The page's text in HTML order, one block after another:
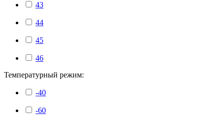
43
44
45
46
Температурный режим:
-40
-60